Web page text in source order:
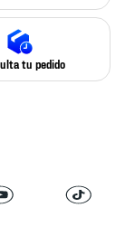
tu pedido